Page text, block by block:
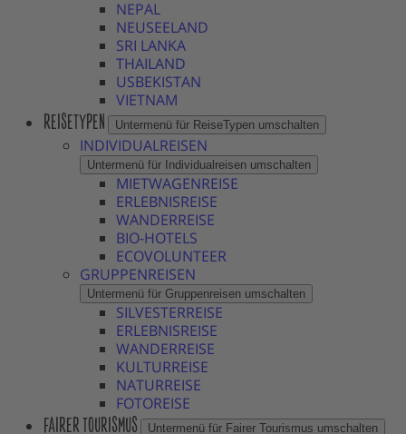
NEPAL
NEUSEELAND
SRI LANKA
THAILAND
USBEKISTAN
VIETNAM
REISETYPEN Untermenü für ReiseTypen umschalten
INDIVIDUALREISEN
Untermenü für Individualreisen umschalten
MIETWAGENREISE
ERLEBNISREISE
WANDERREISE
BIO-HOTELS
ECOVOLUNTEER
GRUPPENREISEN
Untermenü für Gruppenreisen umschalten
SILVESTERREISE
ERLEBNISREISE
WANDERREISE
KULTURREISE
NATURREISE
FOTOREISE
FAIRER TOURISMUS Untermenü für Fairer Tourismus umschalten